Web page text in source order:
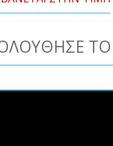
ΤΟ